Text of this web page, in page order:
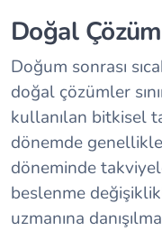
Doğal
Doğum sonrası
doğal çözümler
kullanılan bitkisel
dönemde
döneminde
beslenme
uzmanına